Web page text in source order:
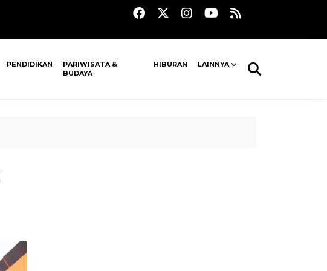
PENDIDIKAN
PARIWISATA &
BUDAYA
HIBURAN LAINNYA